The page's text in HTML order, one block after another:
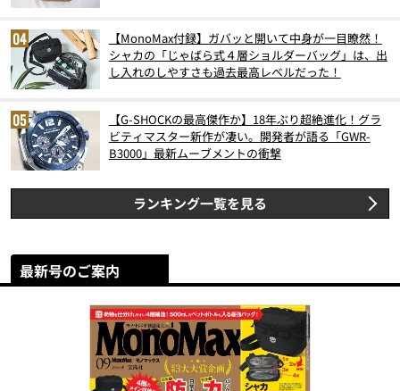
【MonoMax付録】ガバッと開いて中身が一目瞭然！
シャカの「じゃばら式４層ショルダーバッグ」は、出
し入れのしやすさも過去最高レベルだった！
【G-SHOCKの最高傑作か】18年ぶり超絶進化！グラ
ビティマスター新作が凄い。開発者が語る「GWR-
B3000」最新ムーブメントの衝撃
ランキング一覧を見る
最新号のご案内